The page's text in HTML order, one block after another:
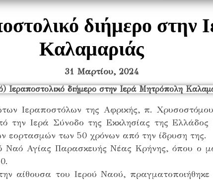
διήμερο στην
Καλαμαριάς
31 Μαρτίου, 2024
Ιεραποστόλων της Αφρικής, π.
Ιερά Σύνοδο της Εκκλησίας της Ελλάδος
εορτασμών των 50 χρόνων από την ίδρυση της.
Ναό Αγίας Παρασκευής Νέας Κρήνης, όπου ο
αίθουσα του Ιερού Ναού, πραγματοποιήθηκε